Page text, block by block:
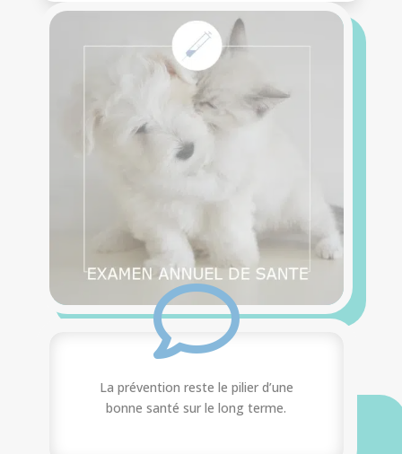
La prévention reste le pilier d’une
bonne santé sur le long terme.
